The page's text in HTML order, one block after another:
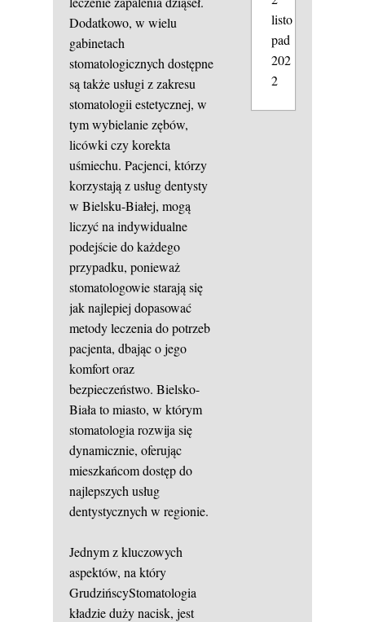
Dodatkowo, w wielu
gabinetach
stomatologicznych dostępne
są także usługi z zakresu
stomatologii estetycznej, w
tym wybielanie zębów,
licówki czy korekta
uśmiechu. Pacjenci, którzy
korzystają z usług dentysty
w Bielsku-Białej, mogą
liczyć na indywidualne
podejście do każdego
przypadku, ponieważ
stomatologowie starają się
jak najlepiej dopasować
metody leczenia do potrzeb
pacjenta, dbając o jego
komfort oraz
bezpieczeństwo. Bielsko-
Biała to miasto, w którym
stomatologia rozwija się
dynamicznie, oferując
mieszkańcom dostęp do
najlepszych usług
dentystycznych w regionie.
Jednym z kluczowych
aspektów, na który
GrudzińscyStomatologia
kładzie duży nacisk, jest
listo
pad
202
2